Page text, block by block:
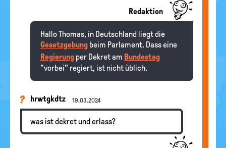
Redaktion
Hallo Thomas, in Deutschland liegt die
Gesetzgebung beim Parlament. Dass eine
Regierung per Dekret am Bundestag
"vorbei" regiert, ist nicht üblich.
hrwtgkdtz 19.03.2024
was ist dekret und erlass?